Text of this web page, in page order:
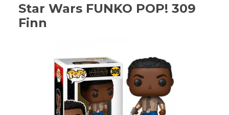
Star Wars FUNKO POP! 309
Finn